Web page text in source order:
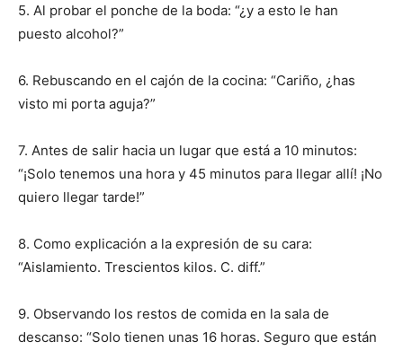
I've read and accept thePrivacy Policy
5. Al probar el ponche de la boda: “¿y a esto le han
puesto alcohol?”
6. Rebuscando en el cajón de la cocina: “Cariño, ¿has
visto mi porta aguja?”
7. Antes de salir hacia un lugar que está a 10 minutos:
“¡Solo tenemos una hora y 45 minutos para llegar allí! ¡No
quiero llegar tarde!”
8. Como explicación a la expresión de su cara:
“Aislamiento. Trescientos kilos. C. diff.”
9. Observando los restos de comida en la sala de
descanso: “Solo tienen unas 16 horas. Seguro que están